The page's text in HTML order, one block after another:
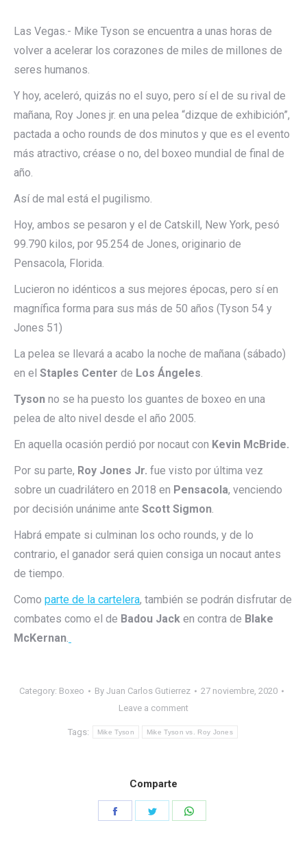
Las Vegas.- Mike Tyson se encuentra a unas horas de
volver a acelerar los corazones de miles de millones de
seres humanos.
Y hoy, aceleró, quizás no el suyo, pero sí el de su rival de
mañana, Roy Jones jr. en una pelea “dizque de exhibición”,
pactada a ocho rounds de dos minutos y que es el evento
más atractivo, créase o no, del boxeo mundial de final de
año.
Así de mal está el pugilismo.
Hoy, ambos se pesaron y el de Catskill, New York, pesó
99.790 kilos, por 95.254 de Jones, originario de
Pensacola, Florida.
Lucieron no idénticos a sus mejores épocas, pero sí en
magnífica forma para sus más de 50 años (Tyson 54 y
Jones 51)
La pelea se llevará a acabo la noche de mañana (sábado)
en el Staples Center de Los Ángeles.
Tyson no se ha puesto los guantes de boxeo en una
pelea de alto nivel desde el año 2005.
En aquella ocasión perdió por nocaut con Kevin McBride.
Por su parte, Roy Jones Jr. fue visto por última vez
sobre un cuadrilátero en 2018 en Pensacola, venciendo
por decisión unánime ante Scott Sigmon.
Habrá empate si culminan los ocho rounds, y de lo
contrario, el ganador será quien consiga un nocaut antes
de tiempo.
Como parte de la cartelera, también se podrán disfrutar de
combates como el de Badou Jack en contra de Blake
McKernan.
Category: Boxeo By Juan Carlos Gutierrez
27 noviembre, 2020
Leave a comment
Tags: Mike Tyson Mike Tyson vs. Roy Jones
Comparte
Share